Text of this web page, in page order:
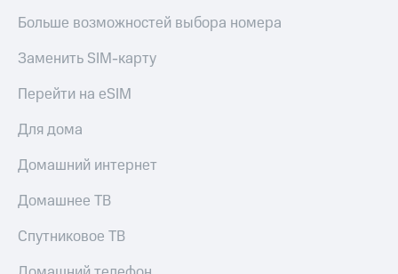
Больше возможностей выбора номера
Заменить SIM-карту
Перейти на eSIM
Для дома
Домашний интернет
Домашнее ТВ
Спутниковое ТВ